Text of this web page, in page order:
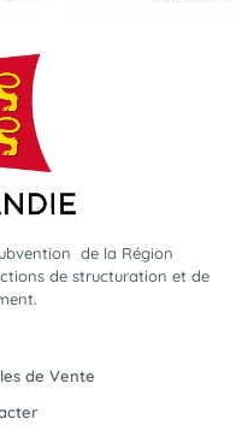
de la Région
de structuration et de
de Vente